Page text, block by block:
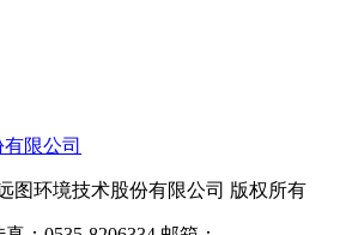
限公司
图环境技术股份有限公司 版权所有